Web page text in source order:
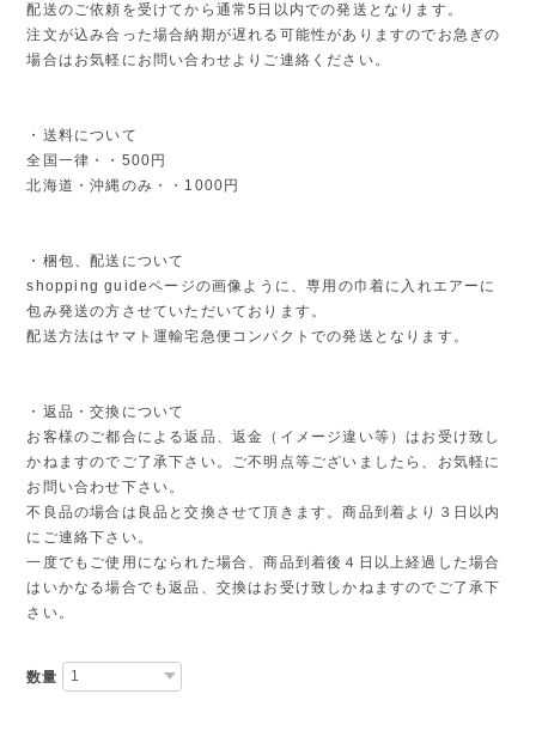
配送のご依頼を受けてから通常5日以内での発送となります。
注文が込み合った場合納期が遅れる可能性がありますのでお急ぎの
場合はお気軽にお問い合わせよりご連絡ください。
・送料について
全国一律・・500円
北海道・沖縄のみ・・1000円
・梱包、配送について
shopping guideページの画像ように、専用の巾着に入れエアーに
包み発送の方させていただいております。
配送方法はヤマト運輸宅急便コンパクトでの発送となります。
・返品・交換について
お客様のご都合による返品、返金（イメージ違い等）はお受け致し
かねますのでご了承下さい。ご不明点等ございましたら、お気軽に
お問い合わせ下さい。
不良品の場合は良品と交換させて頂きます。商品到着より３日以内
にご連絡下さい。
一度でもご使用になられた場合、商品到着後４日以上経過した場合
はいかなる場合でも返品、交換はお受け致しかねますのでご了承下
さい。
数量